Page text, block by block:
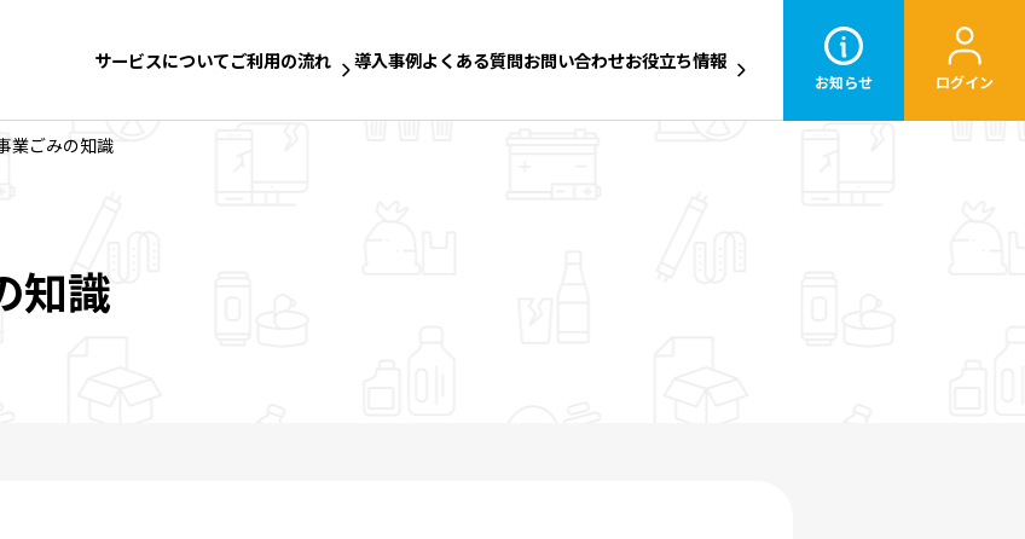
サービスについてご利用の流れ 導入事例よくある質問お問い合わせお役立ち情報
お知らせ ログイン
業ごみの知識
知識